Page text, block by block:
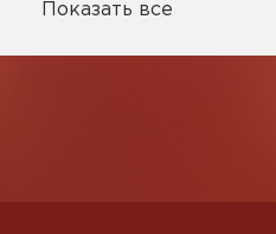
Показать все